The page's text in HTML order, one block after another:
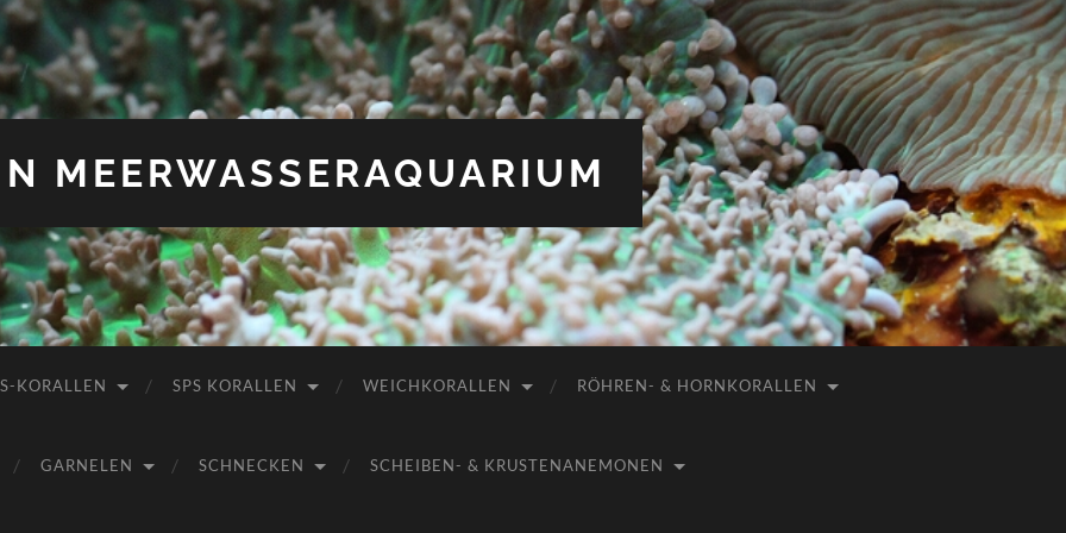
MEERWASSERAQUARIUM
KORALLEN SPS KORALLEN WEICHKORALLEN RÖHREN- & HORNKORALLEN
GARNELEN SCHNECKEN SCHEIBEN- & KRUSTENANEMONEN